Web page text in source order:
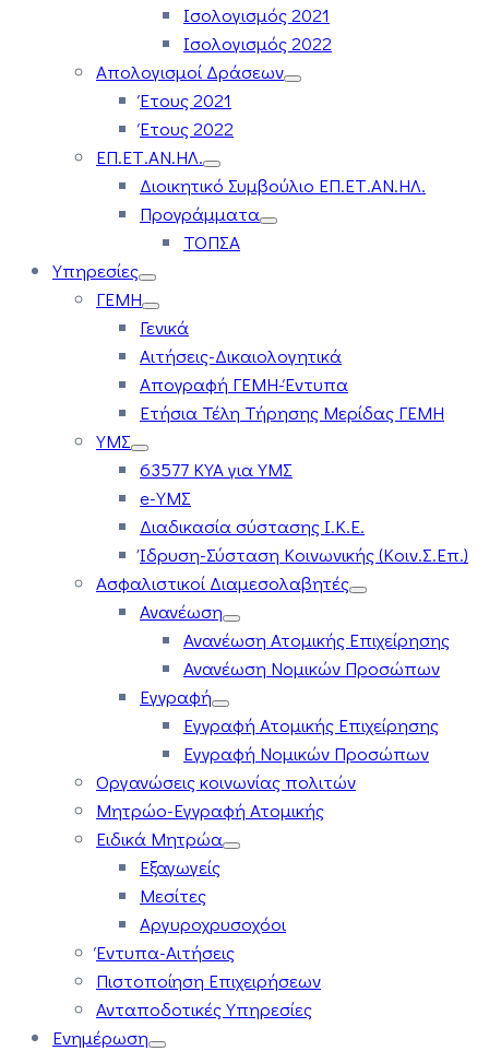
Ισολογισμός 2021
Ισολογισμός 2022
Απολογισμοί Δράσεων
Έτους 2021
Έτους 2022
ΕΠ.ΕΤ.ΑΝ.ΗΛ.
Διοικητικό Συμβούλιο ΕΠ.ΕΤ.ΑΝ.ΗΛ.
Προγράμματα
ΤΟΠΣΑ
Υπηρεσίες
ΓΕΜΗ
Γενικά
Αιτήσεις-Δικαιολογητικά
Απογραφή ΓΕΜΗ-Έντυπα
Ετήσια Τέλη Τήρησης Μερίδας ΓΕΜΗ
ΥΜΣ
63577 ΚΥΑ για ΥΜΣ
e-ΥΜΣ
Διαδικασία σύστασης Ι.Κ.Ε.
Ίδρυση-Σύσταση Κοινωνικής (Κοιν.Σ.Επ.)
Ασφαλιστικοί Διαμεσολαβητές
Ανανέωση
Ανανέωση Ατομικής Επιχείρησης
Ανανέωση Νομικών Προσώπων
Εγγραφή
Εγγραφή Ατομικής Επιχείρησης
Εγγραφή Νομικών Προσώπων
Οργανώσεις κοινωνίας πολιτών
Μητρώο-Εγγραφή Ατομικής
Ειδικά Μητρώα
Εξαγωγείς
Μεσίτες
Αργυροχρυσοχόοι
Έντυπα-Αιτήσεις
Πιστοποίηση Επιχειρήσεων
Ανταποδοτικές Υπηρεσίες
Ενημέρωση